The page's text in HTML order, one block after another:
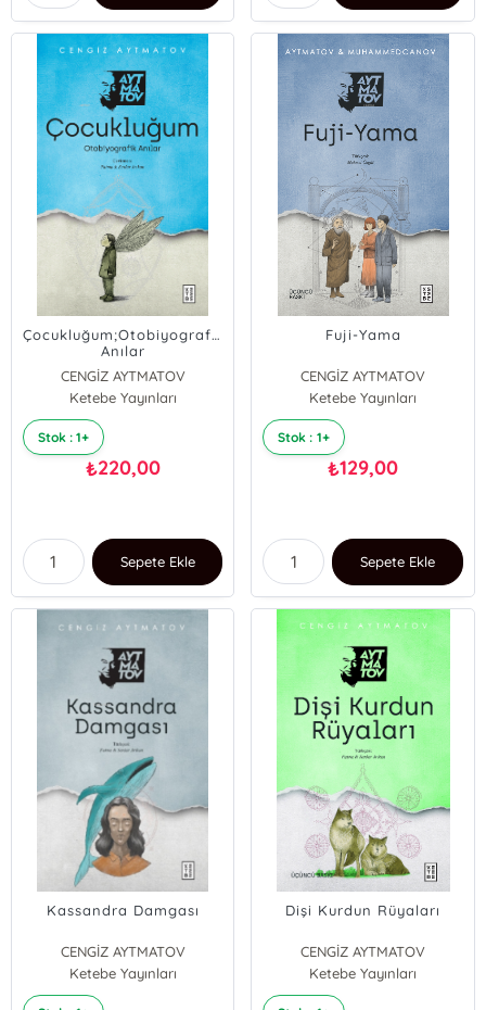
Çocukluğum;Otobiyografik
Anılar
CENGİZ AYTMATOV
Ketebe Yayınları
Stok : 1+
₺220,00
Sepete Ekle
Fuji-Yama
CENGİZ AYTMATOV
Kaltay Muhammedcanov
Ketebe Yayınları
Stok : 1+
₺129,00
Sepete Ekle
Kassandra Damgası
CENGİZ AYTMATOV
Ketebe Yayınları
Dişi Kurdun Rüyaları
CENGİZ AYTMATOV
Ketebe Yayınları